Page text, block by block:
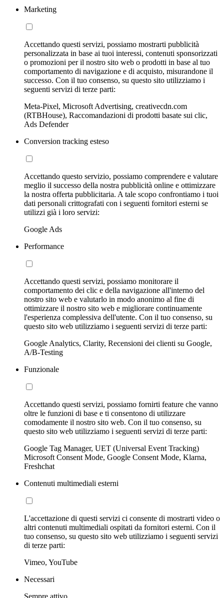
Marketing
Accettando questi servizi, possiamo mostrarti pubblicità
personalizzata in base ai tuoi interessi, contenuti sponsorizzati
o promozioni per il nostro sito web o prodotti in base al tuo
comportamento di navigazione e di acquisto, misurandone il
successo. Con il tuo consenso, su questo sito utilizziamo i
seguenti servizi di terze parti:
Meta-Pixel, Microsoft Advertising, creativecdn.com
(RTBHouse), Raccomandazioni di prodotti basate sui clic,
Ads Defender
Conversion tracking esteso
Accettando questo servizio, possiamo comprendere e valutare
meglio il successo della nostra pubblicità online e ottimizzare
la nostra offerta pubblicitaria. A tale scopo confrontiamo i tuoi
dati personali crittografati con i seguenti fornitori esterni se
utilizzi già i loro servizi:
Google Ads
Performance
Accettando questi servizi, possiamo monitorare il
comportamento dei clic e della navigazione all'interno del
nostro sito web e valutarlo in modo anonimo al fine di
ottimizzare il nostro sito web e migliorare continuamente
l'esperienza complessiva dell'utente. Con il tuo consenso, su
questo sito web utilizziamo i seguenti servizi di terze parti:
Google Analytics, Clarity, Recensioni dei clienti su Google,
A/B-Testing
Funzionale
Accettando questi servizi, possiamo fornirti feature che vanno
oltre le funzioni di base e ti consentono di utilizzare
comodamente il nostro sito web. Con il tuo consenso, su
questo sito web utilizziamo i seguenti servizi di terze parti:
Google Tag Manager, UET (Universal Event Tracking)
Microsoft Consent Mode, Google Consent Mode, Klarna,
Freshchat
Contenuti multimediali esterni
L'accettazione di questi servizi ci consente di mostrarti video o
altri contenuti multimediali ospitati da fornitori esterni. Con il
tuo consenso, su questo sito web utilizziamo i seguenti servizi
di terze parti:
Vimeo, YouTube
Necessari
Sempre attivo